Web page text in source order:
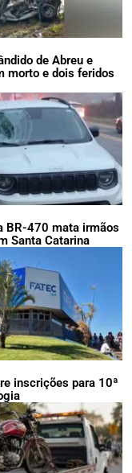
de Abreu e
morto e dois feridos
BR-470 mata irmãos
Santa Catarina
inscrições para 10ª